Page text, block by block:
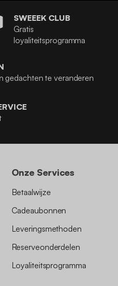
SWEEEK CLUB
Gratis
loyaliteitsprogramma
gedachten te veranderen
Onze Services
Betaalwijze
Cadeaubonnen
Leveringsmethoden
Reserveonderdelen
Loyaliteitsprogramma